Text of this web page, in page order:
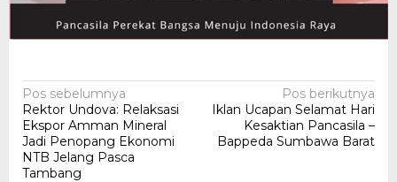
Navigasi
pos
Pos sebelumnya
Rektor Undova: Relaksasi
Ekspor Amman Mineral
Jadi Penopang Ekonomi
NTB Jelang Pasca
Tambang
Pos berikutnya
Iklan Ucapan Selamat Hari
Kesaktian Pancasila –
Bappeda Sumbawa Barat